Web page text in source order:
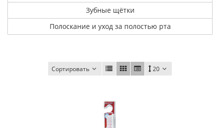
Зубные щётки
Полоскание и уход за полостью рта
Сортировать 20